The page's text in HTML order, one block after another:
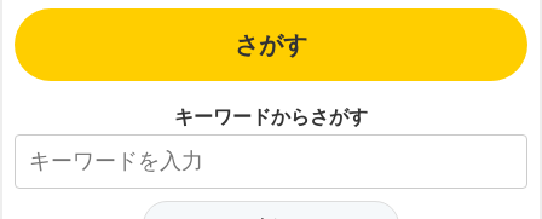
さがす
キーワードからさがす